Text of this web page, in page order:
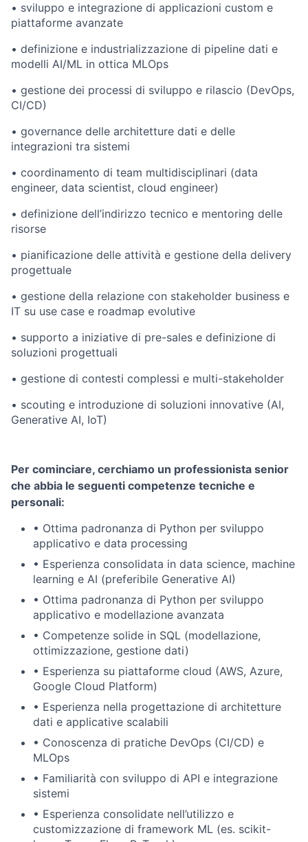
• sviluppo e integrazione di applicazioni custom e
piattaforme avanzate
• definizione e industrializzazione di pipeline dati e
modelli AI/ML in ottica MLOps
• gestione dei processi di sviluppo e rilascio (DevOps,
CI/CD)
• governance delle architetture dati e delle
integrazioni tra sistemi
• coordinamento di team multidisciplinari (data
engineer, data scientist, cloud engineer)
• definizione dell’indirizzo tecnico e mentoring delle
risorse
• pianificazione delle attività e gestione della delivery
progettuale
• gestione della relazione con stakeholder business e
IT su use case e roadmap evolutive
• supporto a iniziative di pre-sales e definizione di
soluzioni progettuali
• gestione di contesti complessi e multi-stakeholder
• scouting e introduzione di soluzioni innovative (AI,
Generative AI, IoT)
Per cominciare, cerchiamo un professionista senior
che abbia le seguenti competenze tecniche e
personali:
• Ottima padronanza di Python per sviluppo
applicativo e data processing
• Esperienza consolidata in data science, machine
learning e AI (preferibile Generative AI)
• Ottima padronanza di Python per sviluppo
applicativo e modellazione avanzata
• Competenze solide in SQL (modellazione,
ottimizzazione, gestione dati)
• Esperienza su piattaforme cloud (AWS, Azure,
Google Cloud Platform)
• Esperienza nella progettazione di architetture
dati e applicative scalabili
• Conoscenza di pratiche DevOps (CI/CD) e
MLOps
• Familiarità con sviluppo di API e integrazione
sistemi
• Esperienza consolidate nell’utilizzo e
customizzazione di framework ML (es. scikit-